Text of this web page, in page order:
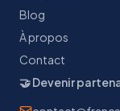
Blog
À propos
Contact
🤝 Devenir